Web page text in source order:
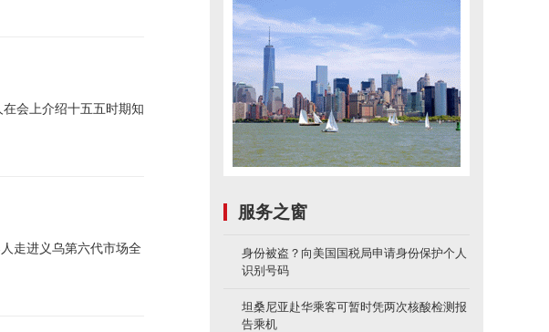
会上介绍十五五时期知
走进义乌第六代市场全
服务之窗
身份被盗？向美国国税局申请身份保护个人
识别号码
坦桑尼亚赴华乘客可暂时凭两次核酸检测报
告乘机